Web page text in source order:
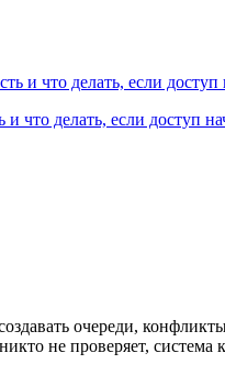
делать, если доступ
очереди,
не проверяет,